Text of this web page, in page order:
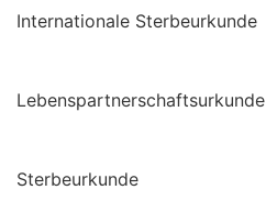
Internationale Sterbeurkunde
Lebenspartnerschaftsurkunde
Sterbeurkunde